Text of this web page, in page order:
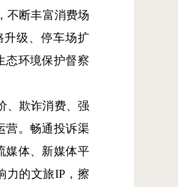
不断丰富消费场
升级、停车场扩
态环境保护督察
、欺诈消费、强
营。畅通投诉渠
媒体、新媒体平
力的文旅IP ，擦